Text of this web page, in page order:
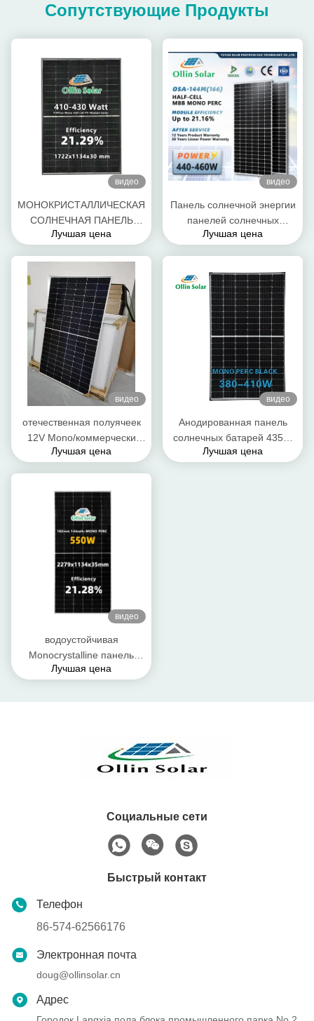
Сопутствующие Продукты
видео
МОНОКРИСТАЛЛИЧЕСКАЯ
СОЛНЕЧНАЯ ПАНЕЛЬ
TOPCON ТИПА N 420 Вт
Лучшая цена
видео
Панель солнечной энергии
панелей солнечных
батарей 445W 450W 455W
Лучшая цена
видео
отечественная полуячеек
12V Mono/коммерчески
панель солнечных батарей
Лучшая цена
видео
Анодированная панель
солнечных батарей 435W
445W 455W алюминиевого
Лучшая цена
видео
водоустойчивая
Monocrystalline панель
солнечной энергии 36V
Лучшая цена
Социальные сети
Быстрый контакт
Телефон
86-574-62566176
Электронная почта
doug@ollinsolar.cn
Адрес